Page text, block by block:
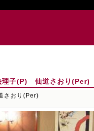
理子(P) 仙道さおり(Per)
さおり(Per)